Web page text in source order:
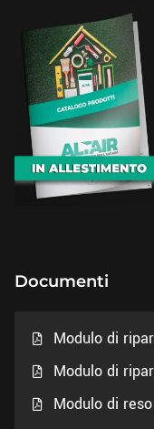
Documenti
Modulo di
Modulo di
Modulo di